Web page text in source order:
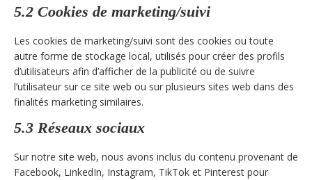
5.2 Cookies de marketing/suivi
Les cookies de marketing/suivi sont des cookies ou toute
autre forme de stockage local, utilisés pour créer des profils
d’utilisateurs afin d’afficher de la publicité ou de suivre
l’utilisateur sur ce site web ou sur plusieurs sites web dans des
finalités marketing similaires.
5.3 Réseaux sociaux
Sur notre site web, nous avons inclus du contenu provenant de
Facebook, LinkedIn, Instagram, TikTok et Pinterest pour